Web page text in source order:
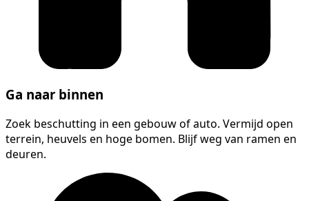
Ga naar binnen
Zoek beschutting in een gebouw of auto. Vermijd open
terrein, heuvels en hoge bomen. Blijf weg van ramen en
deuren.